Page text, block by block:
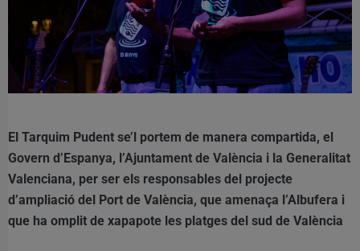
El Tarquim Pudent se’l portem de manera compartida, el
Govern d’Espanya, l’Ajuntament de València i la Generalitat
Valenciana, per ser els responsables del projecte
d’ampliació del Port de València, que amenaça l’Albufera i
que ha omplit de xapapote les platges del sud de València